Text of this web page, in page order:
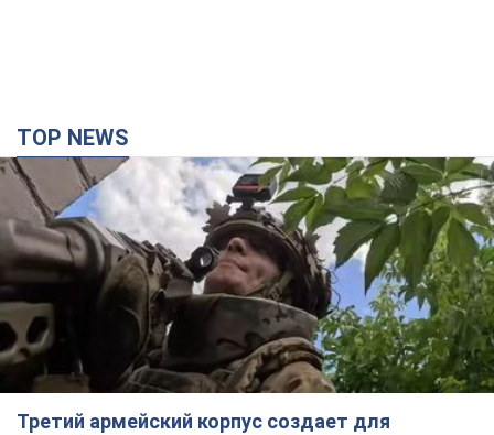
TOP NEWS
Третий армейский корпус создает для